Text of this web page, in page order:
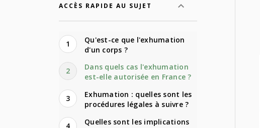
ACCÈS RAPIDE AU SUJET
1
Qu'est-ce que l'exhumation
d'un corps ?
2
Dans quels cas l'exhumation
est-elle autorisée en France ?
3
Exhumation : quelles sont les
procédures légales à suivre ?
4
Quelles sont les implications